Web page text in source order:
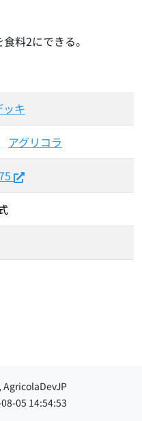
料2にできる。
ッキ
アグリコラ
05 14:54:53